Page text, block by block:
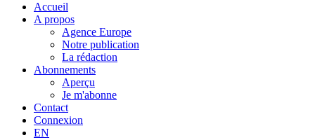
Accueil
A propos
Agence Europe
Notre publication
La rédaction
Abonnements
Aperçu
Je m'abonne
Contact
Connexion
EN